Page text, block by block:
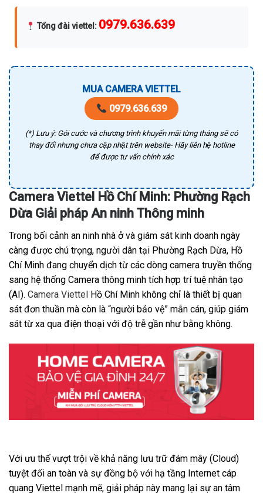
Tổng đài viettel : 0979.636.639
MUA CAMERA VIETTEL
0979.636.639
(*) Lưu ý: Gói cước và chương trình khuyến mãi từng tháng sẽ có
thay đổi nhưng chưa cập nhật trên website- Hãy liên hệ hotline
để được tư vấn chính xác
Camera Viettel Hồ Chí Minh: Phường Rạch
Dừa Giải pháp An ninh Thông minh
Trong bối cảnh an ninh nhà ở và giám sát kinh doanh ngày
càng được chú trọng, người dân tại Phường Rạch Dừa, Hồ
Chí Minh đang chuyển dịch từ các dòng camera truyền thống
sang hệ thống Camera thông minh tích hợp trí tuệ nhân tạo
(AI). Camera Viettel
Hồ Chí Minh không chỉ là thiết bị quan
sát đơn thuần mà còn là “người bảo vệ” mẫn cán, giúp giám
sát từ xa qua điện thoại với độ trễ gần như bằng không.
Với ưu thế vượt trội về khả năng lưu trữ đám mây (Cloud)
tuyệt đối an toàn và sự đồng bộ với hạ tầng Internet cáp
quang Viettel mạnh mẽ, giải pháp này mang lại sự an tâm